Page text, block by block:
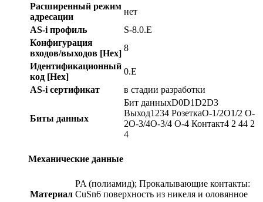
Расширенный режим
адресации
нет
AS-i профиль
S-8.0.E
Конфигурация
входов/выходов [Hex]
8
Идентификационный
код [Hex]
0.E
AS-i сертификат
в стадии разработки
Биты данных
Бит данныхD0D1D2D3
Выход1234 РозеткаO-1/2O1/2 O-
2O-3/4O-3/4 O-4 Контакт4 2 44 2
4
Механические данные
Материал
PA (полиамид); Прокалывающие контакты:
CuSn6 поверхность из никеля и оловянное